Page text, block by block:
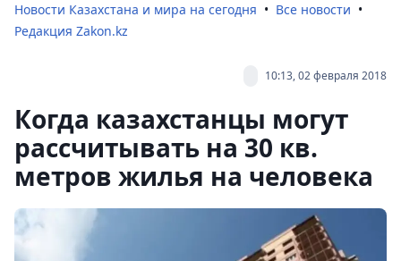
Новости Казахстана и мира на сегодня
Все новости
Редакция Zakon.kz
10:13, 02 февраля 2018
Когда казахстанцы могут
рассчитывать на 30 кв.
метров жилья на человека